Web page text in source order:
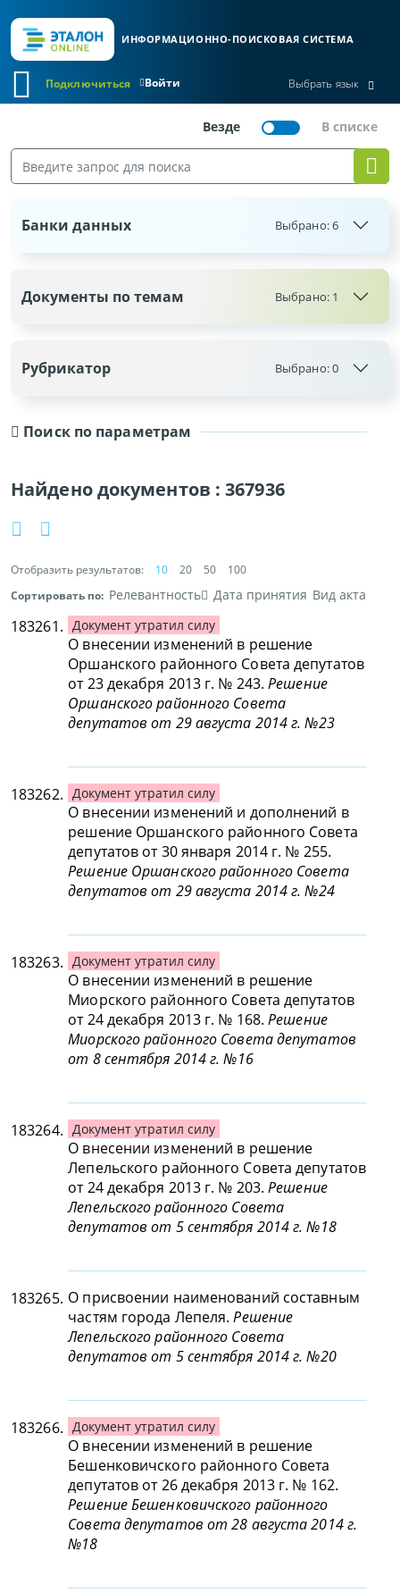
ИНФОРМАЦИОННО-ПОИСКОВАЯ СИСТЕМА
Войти
Подключиться Выбрать язык
Поиск по параметрам
Найдено документов :367936
Отобразить результатов: 10 20 50
100
Сортировать по: Релевантность Дата принятия Вид акта
183261. Документ утратил силу
О внесении изменений в решение
Оршанского районного Совета депутатов
от 23 декабря 2013 г. № 243.Решение
Оршанского районного Совета
депутатов от 29 августа 2014 г. №23
183262. Документ утратил силу
О внесении изменений и дополнений в
решение Оршанского районного Совета
депутатов от 30 января 2014 г. № 255.
Решение Оршанского районного Совета
депутатов от 29 августа 2014 г. №24
183263. Документ утратил силу
О внесении изменений в решение
Миорского районного Совета депутатов
от 24 декабря 2013 г. № 168.Решение
Миорского районного Совета депутатов
от 8 сентября 2014 г. №16
183264. Документ утратил силу
О внесении изменений в решение
Лепельского районного Совета депутатов
от 24 декабря 2013 г. № 203.Решение
Лепельского районного Совета
депутатов от 5 сентября 2014 г. №18
183265. О присвоении наименований составным
частям города Лепеля.Решение
Лепельского районного Совета
депутатов от 5 сентября 2014 г. №20
183266. Документ утратил силу
О внесении изменений в решение
Бешенковичского районного Совета
депутатов от 26 декабря 2013 г. № 162.
Решение Бешенковичского районного
Совета депутатов от 28 августа 2014 г.
№18
Банки данных Выбрано:6
Документы по темам Выбрано: 1
Рубрикатор Выбрано:0